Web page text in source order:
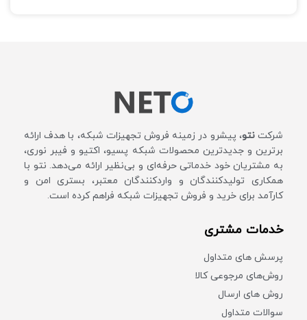
شرکتنتو، پیشرو در زمینه فروش تجهیزات شبکه، با هدف ارائه
برترین و جدیدترین محصولات شبکه پسیو، اکتیو و فیبر نوری،
به مشتریان خود خدماتی حرفه‌ای و بی‌نظیر ارائه می‌دهد. نتو با
همکاری تولیدکنندگان و واردکنندگان معتبر، بستری امن و
کارآمد برای خرید و فروش تجهیزات شبکه فراهم کرده است.
خدمات مشتری
پرسش های متداول
روش‌های مرجوعی کالا
روش های ارسال
سوالات متداول